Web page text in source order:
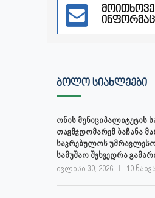
30 ივლისს, ქალაქი ონში,
დაავადებათა კონტროლისა და
ივლისი 27, 2026
მოითხოვე
ᲑᲝᲚᲝ ᲡᲘᲐᲮᲚᲔᲔᲑᲘ
ონის მუნიციპალიტეტის
თავმჯდომარემ ბაჩანა
საკრებულოს
სამუშაო შეხვედრა
ივლისი 30, 2026 10 ნახვა